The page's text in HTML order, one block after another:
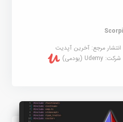
انتشار مرجع:آخرین آپدیت
شرکت:Udemy (یودمی)